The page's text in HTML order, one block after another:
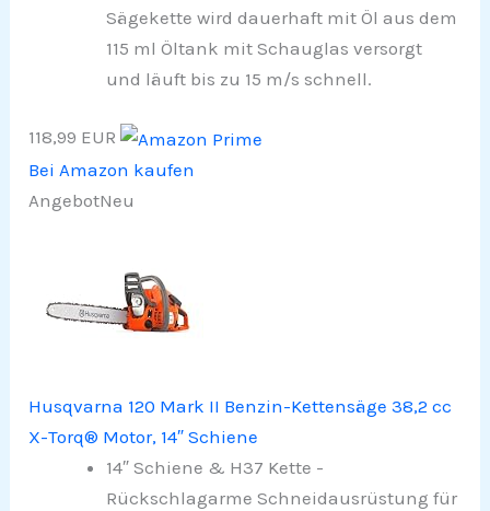
Sägekette wird dauerhaft mit Öl aus dem
115 ml Öltank mit Schauglas versorgt
und läuft bis zu 15 m/s schnell.
118,99 EUR
Bei Amazon kaufen
AngebotNeu
Husqvarna 120 Mark II Benzin-Kettensäge 38,2 cc
X-Torq® Motor, 14″ Schiene
14″ Schiene & H37 Kette -
Rückschlagarme Schneidausrüstung für